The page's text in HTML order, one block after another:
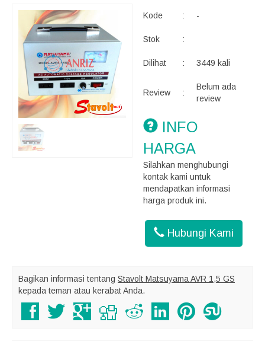
Kode : -
Stok :
Dilihat : 3449 kali
Review :
Belum ada
review
INFO
HARGA
Silahkan menghubungi
kontak kami untuk
mendapatkan informasi
harga produk ini.
Hubungi Kami
Bagikan informasi tentang Stavolt Matsuyama AVR 1,5 GS
kepada teman atau kerabat Anda.